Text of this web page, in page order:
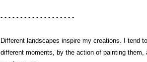
-.-.-.-.-.-.-.-.-.-.-.-.-.-.-.-.-.-.-
Different landscapes inspire my creations. I tend
different moments, by the action of painting